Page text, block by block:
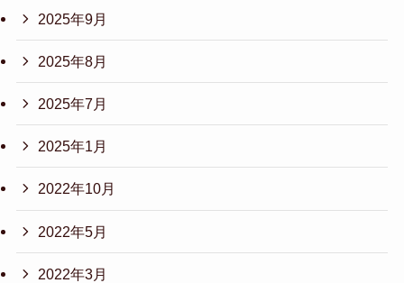
2025年9月
2025年8月
2025年7月
2025年1月
2022年10月
2022年5月
2022年3月